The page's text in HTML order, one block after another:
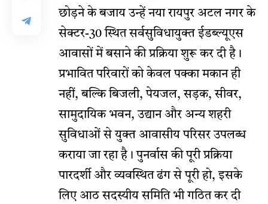
छोड़ने के बजाय उन्हें नया रायपुर अटल नगर के
सेक्टर-30 स्थित सर्वसुविधायुक्त ईडब्ल्यूएस
आवासों में बसाने की प्रक्रिया शुरू कर दी है।
प्रभावित परिवारों को केवल पक्का मकान ही
नहीं, बल्कि बिजली, पेयजल, सड़क, सीवर,
सामुदायिक भवन, उद्यान और अन्य शहरी
सुविधाओं से युक्त आवासीय परिसर उपलब्ध
कराया जा रहा है। पुनर्वास की पूरी प्रक्रिया
पारदर्शी और व्यवस्थित ढंग से पूरी हो, इसके
लिए आठ सदस्यीय समिति भी गठित कर दी